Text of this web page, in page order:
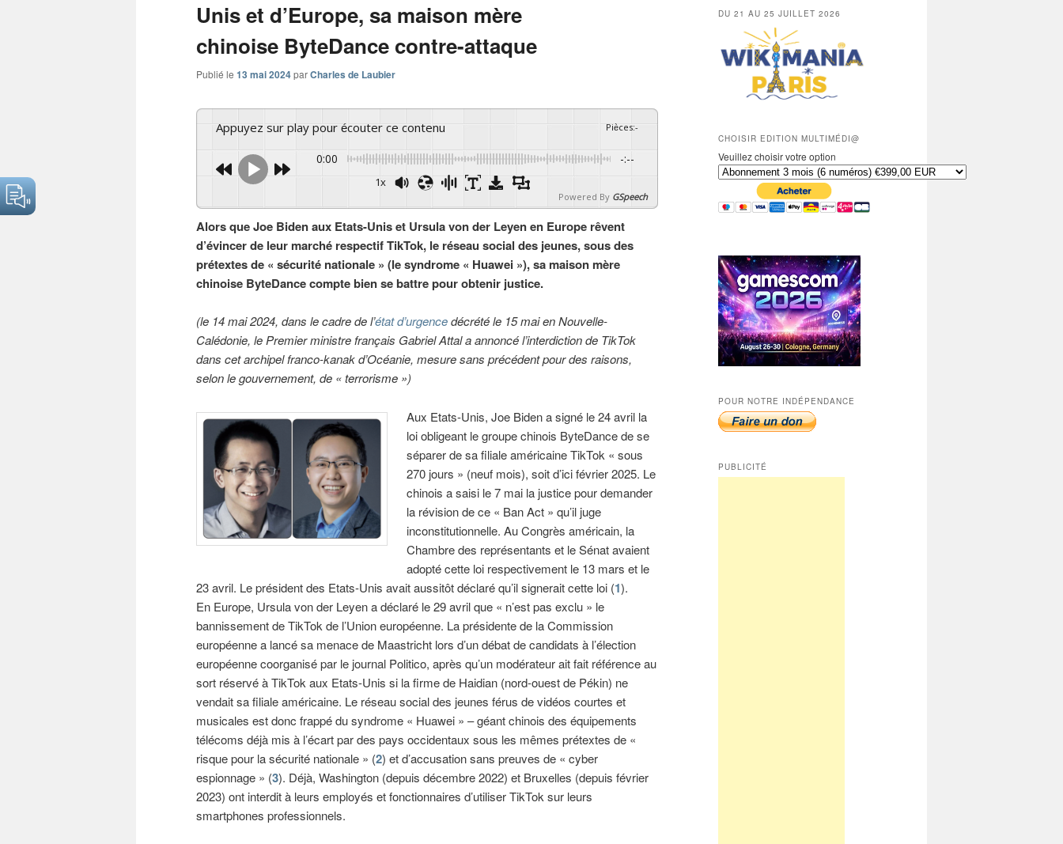
Unis et d’Europe, sa maison mère
chinoise ByteDance contre-attaque
Publié le 13 mai 2024parCharles de Laubier
Appuyez sur play pour écouter ce contenu Pièces:-
0:00 -:--
1x
Powered By GSpeech
Alors que Joe Biden aux Etats-Unis et Ursula von der Leyen en Europe rêvent
d’évincer de leur marché respectif TikTok, le réseau social des jeunes, sous des
prétextes de « sécurité nationale » (le syndrome « Huawei »), sa maison mère
chinoise ByteDance compte bien se battre pour obtenir justice.
(le 14 mai 2024, dans le cadre de l’état d’urgencedécrété le 15 mai en Nouvelle-
Calédonie, le Premier ministre français Gabriel Attal a annoncé l’interdiction de TikTok
dans cet archipel franco-kanak d’Océanie, mesure sans précédent pour des raisons,
selon le gouvernement, de « terrorisme »)
Aux Etats-Unis, Joe Biden a signé le 24 avril la
loi obligeant le groupe chinois ByteDance de se
séparer de sa filiale américaine TikTok « sous
270 jours » (neuf mois), soit d’ici février 2025. Le
chinois a saisi le 7 mai la justice pour demander
la révision de ce « Ban Act » qu’il juge
inconstitutionnelle. Au Congrès américain, la
Chambre des représentants et le Sénat avaient
adopté cette loi respectivement le 13 mars et le
23 avril. Le président des Etats-Unis avait aussitôt déclaré qu’il signerait cette loi (1).
En Europe, Ursula von der Leyen a déclaré le 29 avril que « n’est pas exclu » le
bannissement de TikTok de l’Union européenne. La présidente de la Commission
européenne a lancé sa menace de Maastricht lors d’un débat de candidats à l’élection
européenne coorganisé par le journal Politico, après qu’un modérateur ait fait référence au
sort réservé à TikTok aux Etats-Unis si la firme de Haidian (nord-ouest de Pékin) ne
vendait sa filiale américaine. Le réseau social des jeunes férus de vidéos courtes et
musicales est donc frappé du syndrome « Huawei » – géant chinois des équipements
télécoms déjà mis à l’écart par des pays occidentaux sous les mêmes prétextes de «
risque pour la sécurité nationale » (2) et d’accusation sans preuves de « cyber
espionnage » (3). Déjà, Washington (depuis décembre 2022) et Bruxelles (depuis février
2023) ont interdit à leurs employés et fonctionnaires d’utiliser TikTok sur leurs
smartphones professionnels.
DU 21 AU 25 JUILLET 2026
CHOISIR EDITION MULTIMÉDI@
Veuillez choisir votre option
POUR NOTRE INDÉPENDANCE
PUBLICITÉ